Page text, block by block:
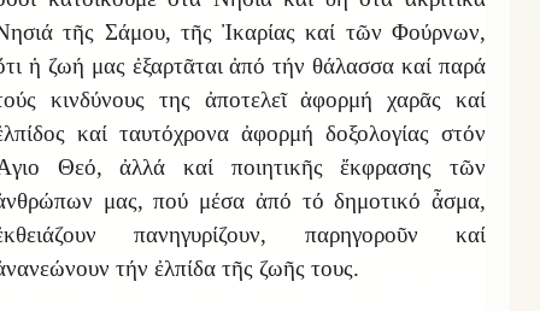
τῆς Σάμου, τῆς Ἰκαρίας καί τῶν Φούρνων,
ἡ ζωή μας ἐξαρτᾶται ἀπό τήν θάλασσα καί παρά
κινδύνους της ἀποτελεῖ ἀφορμή χαρᾶς καί
καί ταυτόχρονα ἀφορμή δοξολογίας στόν
Θεό, ἀλλά καί ποιητικῆς ἔκφρασης τῶν
μας, πού μέσα ἀπό τό δημοτικό ἆσμα,
πανηγυρίζουν, παρηγοροῦν καί
τήν ἐλπίδα τῆς ζωῆς τους.